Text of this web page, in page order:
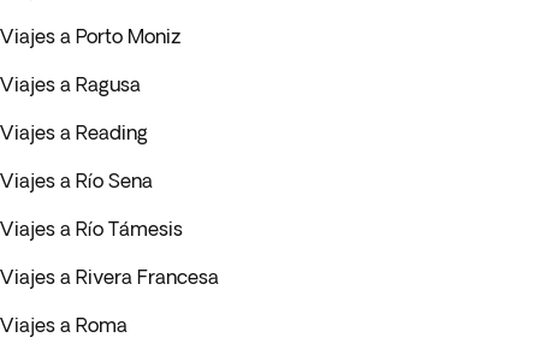
Viajes a Porto Moniz
Viajes a Ragusa
Viajes a Reading
Viajes a Río Sena
Viajes a Río Támesis
Viajes a Rivera Francesa
Viajes a Roma